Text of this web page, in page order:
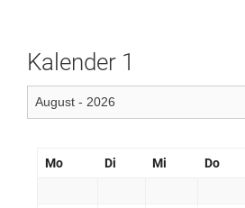
Kalender 1
Mo Di Mi Do